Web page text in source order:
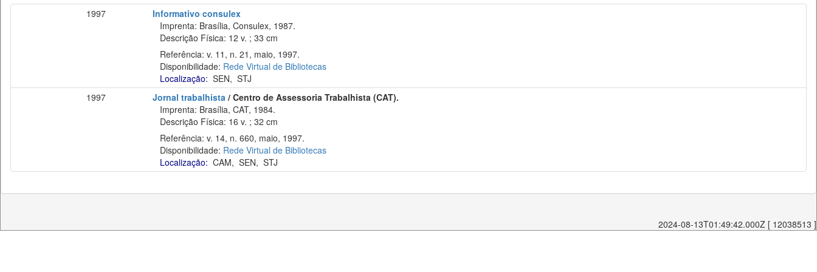
1997
Informativo consulex
Imprenta: Brasília, Consulex, 1987.
Descrição Física: 12 v. ; 33 cm
Referência: v. 11, n. 21, maio, 1997.
Disponibilidade: Rede Virtual de Bibliotecas
Localização: SEN, STJ
1997
Jornal trabalhista / Centro de Assessoria Trabalhista (CAT).
Imprenta: Brasília, CAT, 1984.
Descrição Física: 16 v. ; 32 cm
Referência: v. 14, n. 660, maio, 1997.
Disponibilidade: Rede Virtual de Bibliotecas
Localização: CAM, SEN, STJ
2024-08-13T01:49:42.000Z [ 12038513 ]